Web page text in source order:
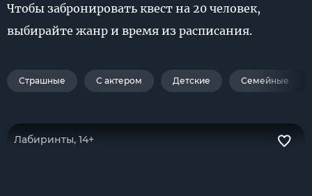
Чтобы забронировать квест на 20 человек,
выбирайте жанр и время из расписания.
Страшные С актером Детские Семейные
Лабиринты, 14+